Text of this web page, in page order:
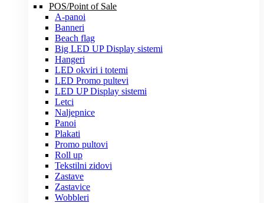
POS/Point of Sale
A-panoi
Banneri
Beach flag
Big LED UP Display sistemi
Hangeri
LED okviri i totemi
LED Promo pultevi
LED UP Display sistemi
Letci
Naljepnice
Panoi
Plakati
Promo pultovi
Roll up
Tekstilni zidovi
Zastave
Zastavice
Wobbleri